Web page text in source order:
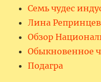
Семь чудес
Лина
Обзор
Обыкновенное
Подагра